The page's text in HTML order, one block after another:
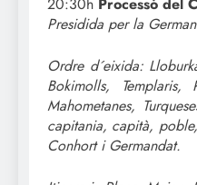
Presidida per la
Ordre d´eixida:
Bokimolls, Templaris,
Mahometanes,
capitania, capità,
Conhort i Germandat.